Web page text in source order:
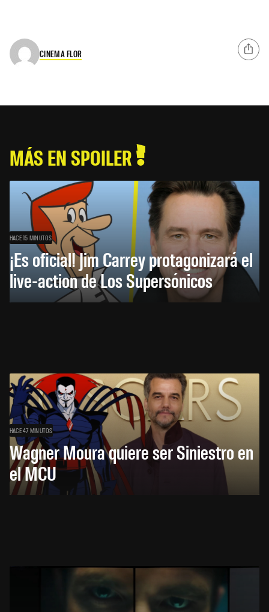
CINEMA FLOR
MÁS EN SPOILER
HACE 15 MINUTOS
¡Es oficial! Jim Carrey protagonizará el
live-action de Los Supersónicos
HACE 47 MINUTOS
Wagner Moura quiere ser Siniestro en
el MCU